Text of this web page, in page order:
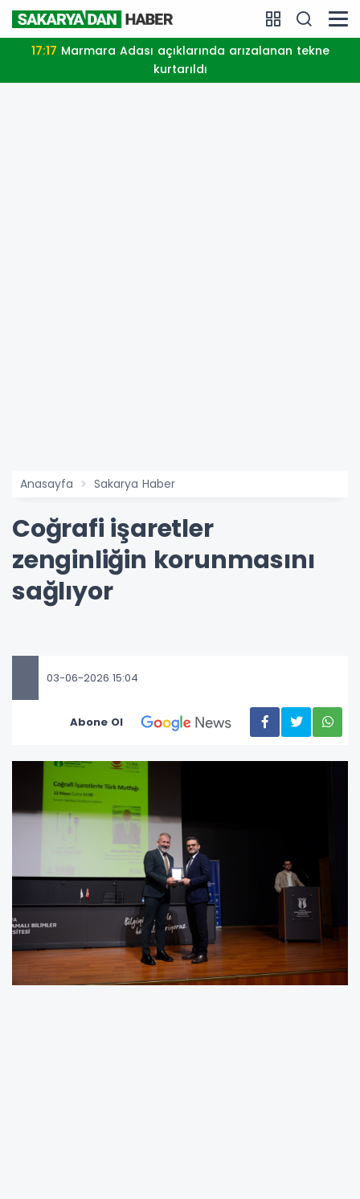
17:17
kurtarıldı
Anasayfa Sakarya Haber
Coğrafi işaretler
zenginliğin korunmasını
sağlıyor
03-06-2026 15:04
Abone Ol